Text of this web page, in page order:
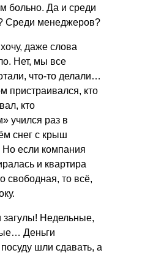
больно. Да и среди
Среди менеджеров?
даже слова
Нет, мы все
что-то делали…
пристраивался, кто
кто
учился раз в
снег с крыш
если компания
и квартира
свободная, то всё,
загулы! Недельные,
Деньги
шли сдавать, а